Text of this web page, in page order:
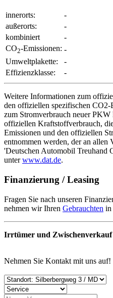
innerorts:
-
außerorts:
-
kombiniert
-
CO2-Emissionen: -
Umweltplakette:
-
Effizienzklasse:
-
Weitere Informationen zum
den offiziellen spezifischen CO2-
zum Stromverbrauch neuer
offiziellen Kraftstoffverbrauch,
Emissionen und den offiziellen
entnommen werden, der an allen
'Deutschen Automobil Treuhand
unterwww.dat.de.
Finanzierung / Leasing
Fragen Sie nach unseren
nehmen wir Ihren Gebrauchten in
Irrtümer und Zwischenverkauf
Nehmen Sie Kontakt mit uns auf!